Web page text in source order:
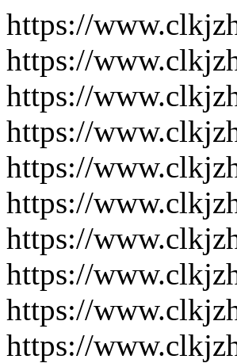
https://
https://
https://
https://
https://
https://
https://
https://
https://
https://